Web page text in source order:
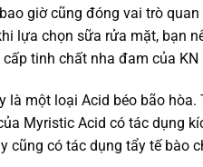
giờ cũng đóng vai trò
lựa chọn sữa rửa mặt, bạn
tinh chất nha đam của
là một loại Acid béo bão
Myristic Acid có tác dụng
cũng có tác dụng tẩy tế bào